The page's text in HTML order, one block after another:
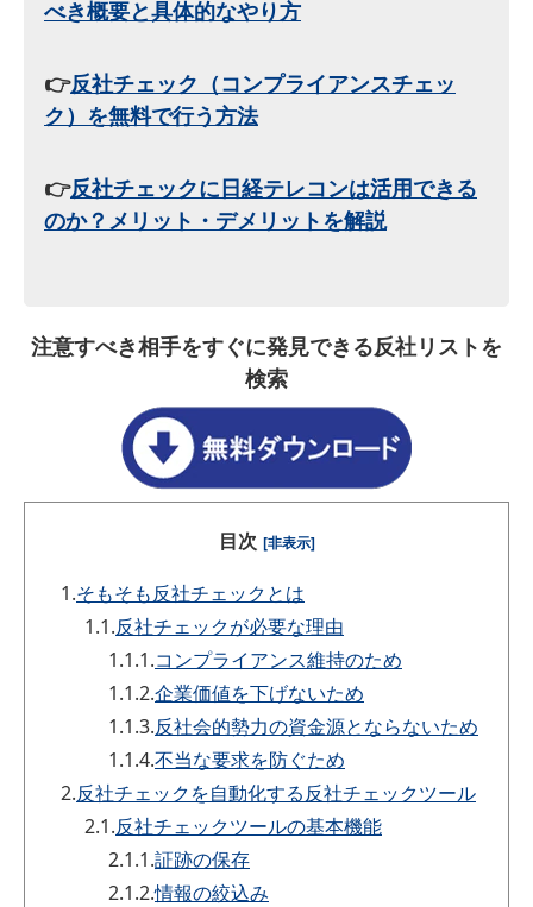
べき概要と具体的なやり方
👉反社チェック（コンプライアンスチェッ
ク）を無料で行う方法
👉反社チェックに日経テレコンは活用できる
のか？メリット・デメリットを解説
注意すべき相手をすぐに発見できる反社リストを
検索
目次 [非表示]
1.そもそも反社チェックとは
1.1.反社チェックが必要な理由
1.1.1.コンプライアンス維持のため
1.1.2.企業価値を下げないため
1.1.3.反社会的勢力の資金源とならないため
1.1.4.不当な要求を防ぐため
2.反社チェックを自動化する反社チェックツール
2.1.反社チェックツールの基本機能
2.1.1.証跡の保存
2.1.2.情報の絞込み